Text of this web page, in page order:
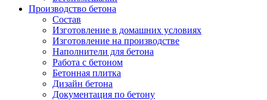
Производство бетона
Состав
Изготовление в домашних условиях
Изготовление на производстве
Наполнители для бетона
Работа с бетоном
Бетонная плитка
Дизайн бетона
Документация по бетону